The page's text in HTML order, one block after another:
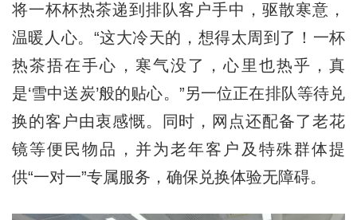
将一杯杯热茶递到排队客户手中，驱散寒意，
温暖人心。“这大冷天的，想得太周到了！一杯
热茶捂在手心，寒气没了，心里也热乎，真
是‘雪中送炭’般的贴心。”另一位正在排队等待兑
换的客户由衷感慨。同时，网点还配备了老花
镜等便民物品，并为老年客户及特殊群体提
供“一对一”专属服务，确保兑换体验无障碍。